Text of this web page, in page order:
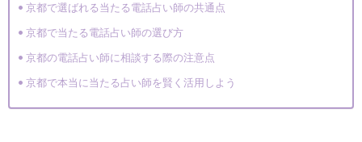
京都で選ばれる当たる電話占い師の共通点
京都で当たる電話占い師の選び方
京都の電話占い師に相談する際の注意点
京都で本当に当たる占い師を賢く活用しよう